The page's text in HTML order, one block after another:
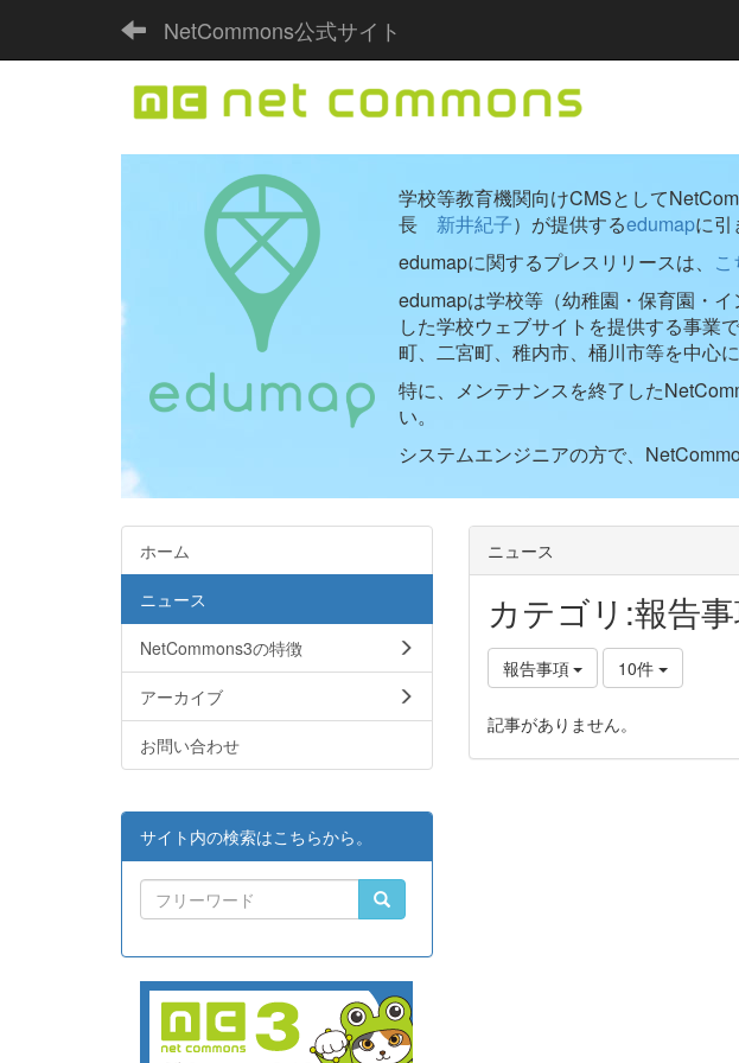
NetCommons公式サイト
学校等教育機関向けCMSとして
長 新井紀子）が提供するedumapに引
edumapに関するプレスリリースは、 こ
edumapは学校等（幼稚園・保育園・
した学校ウェブサイトを提供する事業
町、二宮町、稚内市、桶川市等を中心
特に、メンテナンスを終了した
い。
システムエンジニアの方で、
ニュース
カテゴリ:報告
報告事項 10件
記事がありません。
ホーム
ニュース
NetCommons3の特徴
アーカイブ
お問い合わせ
サイト内の検索はこちらから。